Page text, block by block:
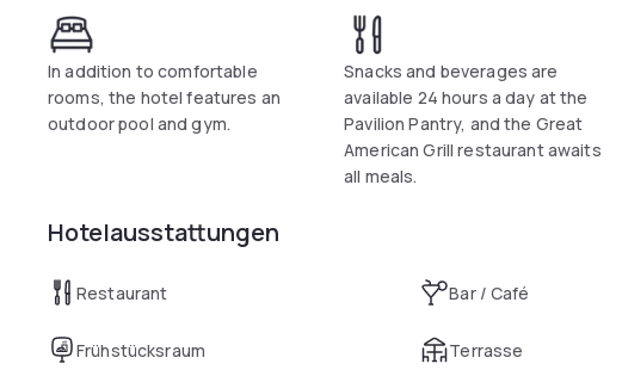
The Great American Grill Restaurant serves breakfast, dinner and
available 24 hours at the The Pavilion Pantry.
Dallas-Fort Worth International Airport is only a 15-minute drive from
Amusement Park is a 10-minute drive away.
In addition to comfortable
rooms, the hotel features an
outdoor pool and gym.
Snacks and beverages are
available 24 hours a day at the
Pavilion Pantry, and the Great
American Grill restaurant awaits
all meals.
Hotelausstattungen
Restaurant Bar / Café
Frühstücksraum Terrasse